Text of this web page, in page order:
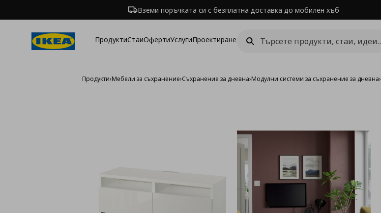
Вземи поръчката си с безплатна доставка до мобилен хъб
ПродуктиСтаиОфертиУслугиПроектиране
Продукти›Мебели за съхранение›Съхранение за дневна›Модулни системи за съхранение за дневна›